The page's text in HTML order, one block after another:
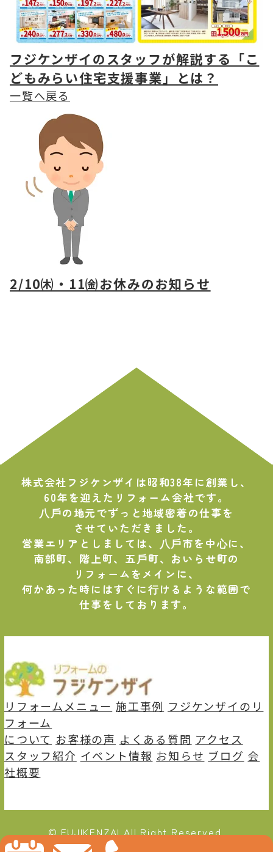
フジケンザイのスタッフが解説する「こ
どもみらい住宅支援事業」とは？
一覧へ戻る
2/10㈭・11㈮お休みのお知らせ
株式会社フジケンザイは昭和38年に創業し、
60年を迎えたリフォーム会社です。
⼋⼾の地元でずっと地域密着の仕事を
させていただきました。
営業エリアとしましては、⼋⼾市を中⼼に、
南部町、階上町、五⼾町、おいらせ町の
リフォームをメインに、
何かあった時にはすぐに⾏けるような範囲で
仕事をしております。
リフォームメニュー 施⼯事例 フジケンザイのリ
フォーム
について お客様の声 よくある質問 アクセス
スタッフ紹介 イベント情報 お知らせ ブログ 会
社概要
© FUJIKENZAI All Right Reserved.